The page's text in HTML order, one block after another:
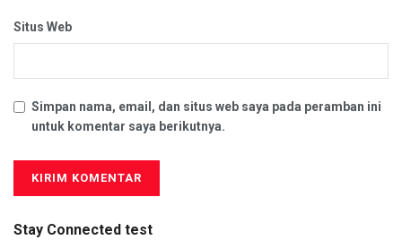
Situs Web
Simpan nama, email, dan situs web saya pada peramban ini
untuk komentar saya berikutnya.
Stay Connected test